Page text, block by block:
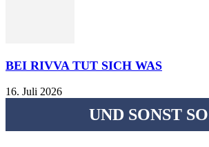
BEI RIVVA TUT SICH WAS
16. Juli 2026
UND SONST